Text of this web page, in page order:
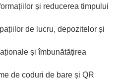
și reducerea timpului
de lucru, depozitelor și
și îmbunătățirea
de coduri de bare și QR